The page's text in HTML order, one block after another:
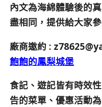
內文為海綿體驗後的
盡相同，提供給大家參
廠商邀約 :
飽飽的鳳梨城堡
食記、遊記皆有時效
告的菜單、優惠活動為